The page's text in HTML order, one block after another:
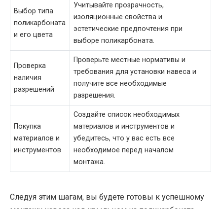
Выбор типа
поликарбоната
и его цвета
Учитывайте прозрачность,
изоляционные свойства и
эстетические предпочтения при
выборе поликарбоната.
Проверка
наличия
разрешений
Проверьте местные нормативы и
требования для установки навеса и
получите все необходимые
разрешения.
Покупка
материалов и
инструментов
Создайте список необходимых
материалов и инструментов и
убедитесь, что у вас есть все
необходимое перед началом
монтажа.
Следуя этим шагам, вы будете готовы к успешному